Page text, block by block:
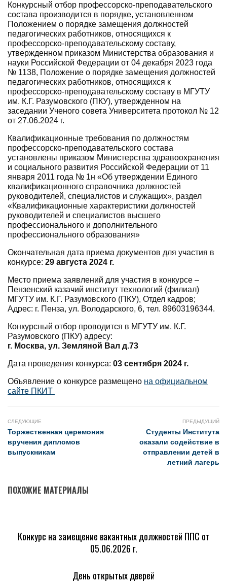
Конкурсный отбор профессорско-преподавательского
состава производится в порядке, установленном
Положением о порядке замещения должностей
педагогических работников, относящихся к
профессорско-преподавательскому составу,
утвержденном приказом Министерства образования и
науки Российской Федерации от 04 декабря 2023 года
№ 1138, Положение о порядке замещения должностей
педагогических работников, относящихся к
профессорско-преподавательскому составу в МГУТУ
им. К.Г. Разумовского (ПКУ), утвержденном на
заседании Ученого совета Университета протокол № 12
от 27.06.2024 г.
Квалификационные требования по должностям
профессорско-преподавательского состава
установлены приказом Министерства здравоохранения
и социального развития Российской Федерации от 11
января 2011 года № 1н «Об утверждении Единого
квалификационного справочника должностей
руководителей, специалистов и служащих», раздел
«Квалификационные характеристики должностей
руководителей и специалистов высшего
профессионального и дополнительного
профессионального образования»
Окончательная дата приема документов для участия в
конкурсе: 29 августа 2024 г.
Место приема заявлений для участия в конкурсе –
Пензенский казачий институт технологий (филиал)
МГУТУ им. К.Г. Разумовского (ПКУ), Отдел кадров;
Адрес: г. Пенза, ул. Володарского, 6, тел. 89603196344.
Конкурсный отбор проводится в МГУТУ им. К.Г.
Разумовского (ПКУ) адресу:
г. Москва, ул. Земляной Вал д.73
Дата проведения конкурса: 03 сентября 2024 г.
Объявление о конкурсе размещено на официальном
сайте ПКИТ
СЛЕДУЮЩИЕ
Торжественная церемония
вручения дипломов
выпускникам
ПРЕДЫДУЩИЙ
Студенты Института
оказали содействие в
отправлении детей в
летний лагерь
ПОХОЖИЕ МАТЕРИАЛЫ
Конкурс на замещение вакантных должностей ППС от
05.06.2026 г.
День открытых дверей